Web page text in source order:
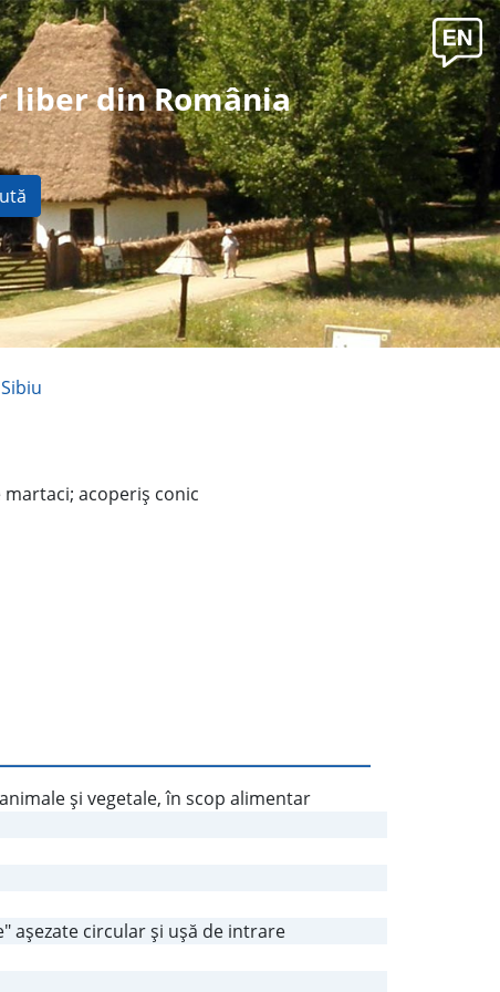
din România
acoperiş conic
şi vegetale, în scop alimentar
aşezate circular şi uşă de intrare